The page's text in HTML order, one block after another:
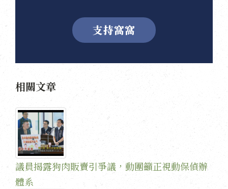
支持窩窩
相關文章
議員揭露狗肉販賣引爭議，動團籲正視動保偵辦
體系